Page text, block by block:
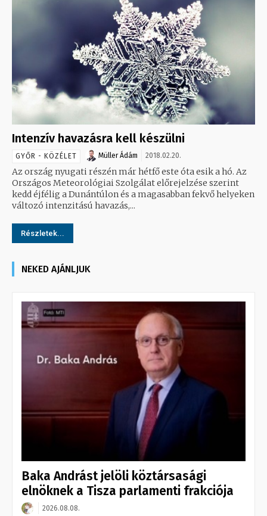
Intenzív havazásra kell készülni
GYŐR - KÖZÉLET Müller Ádám 2018.02.20.
Az ország nyugati részén már hétfő este óta esik a hó. Az
Országos Meteorológiai Szolgálat előrejelzése szerint
kedd éjfélig a Dunántúlon és a magasabban fekvő helyeken
változó intenzitású havazás,...
Részletek...
NEKED AJÁNLJUK
Baka Andrást jelöli köztársasági
elnöknek a Tisza parlamenti frakciója
2026.08.08.